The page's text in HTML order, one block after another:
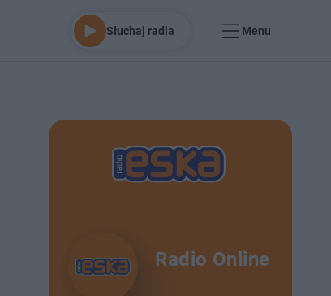
Słuchaj radia Menu
Radio Online